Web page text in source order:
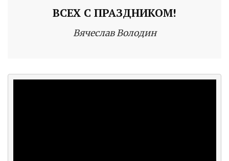
ВСЕХ С ПРАЗДНИКОМ!
Вячеслав Володин